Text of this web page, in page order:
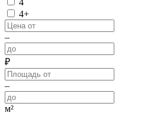
4+
–
₽
–
м²